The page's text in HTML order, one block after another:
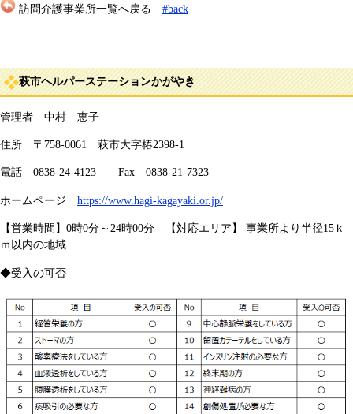
訪問介護事業所一覧へ戻る #back
萩市ヘルパーステーションかがやき
管理者 中村 恵子
住所 〒758-0061 萩市大字椿2398-1
電話 0838-24-4123 Fax 0838-21-7323
ホームページ https://www.hagi-kagayaki.or.jp/
【営業時間】0時0分～24時00分 【対応エリア】 事業所より半径15ｋ
ｍ以内の地域
◆受入の可否